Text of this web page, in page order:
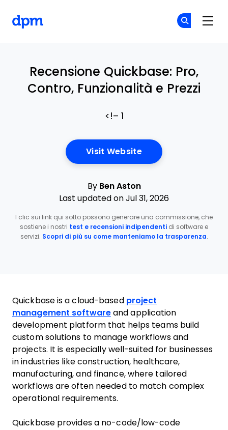
Recensione Quickbase: Pro,
Contro, Funzionalità e Prezzi
<!– 1
Visit WebsiteOpens New Window
By Ben Aston
Last updated on Jul 31, 2026
I clic sui link qui sotto possono generare una commissione, che
sostiene i nostri test e recensioni indipendenti di software e
servizi. Scopri di più su come manteniamo la trasparenza.
Quickbase is a cloud-based project
management softwareand application
development platform that helps teams build
custom solutions to manage workflows and
projects. It is especially well-suited for businesses
in industries like construction, healthcare,
manufacturing, and finance, where tailored
workflows are often needed to match complex
operational requirements.
Quickbase provides a no-code/low-code